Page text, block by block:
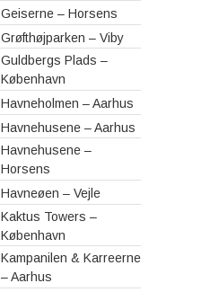
Geiserne – Horsens
Grøfthøjparken – Viby
Guldbergs Plads –
København
Havneholmen – Aarhus
Havnehusene – Aarhus
Havnehusene –
Horsens
Havneøen – Vejle
Kaktus Towers –
København
Kampanilen & Karreerne
– Aarhus